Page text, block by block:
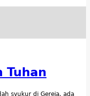
Tuhan
syukur di Gereja, ada